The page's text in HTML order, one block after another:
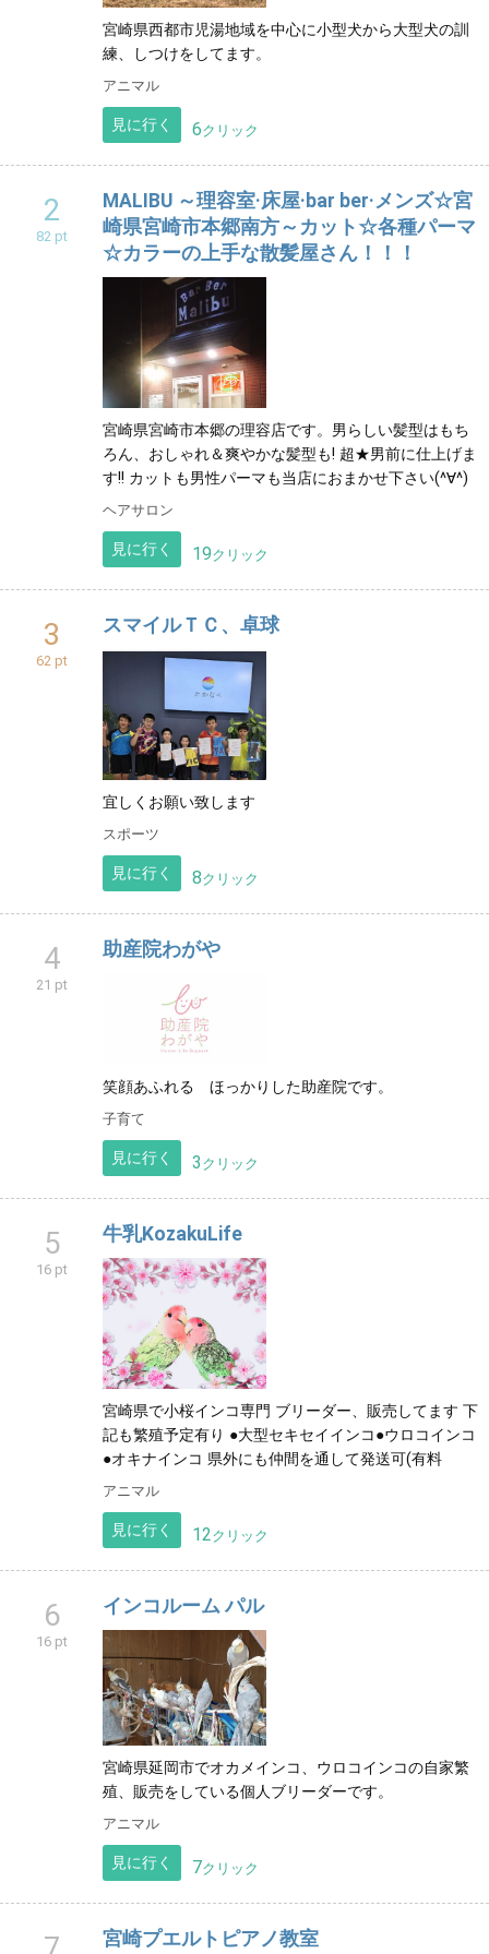
宮崎県西都市児湯地域を中心に小型犬から大型犬の訓
練、しつけをしてます。
アニマル
見に行く 6クリック
2
82 pt
MALIBU ～理容室·床屋·bar ber·メンズ☆宮
崎県宮崎市本郷南方～カット☆各種パーマ
☆カラーの上手な散髪屋さん！！！
宮崎県宮崎市本郷の理容店です。男らしい髪型はもち
ろん、おしゃれ＆爽やかな髪型も! 超★男前に仕上げま
す!! カットも男性パーマも当店におまかせ下さい(^∀^)ゝ
ヘアサロン
見に行く 19クリック
3
62 pt
スマイルＴＣ、卓球
宜しくお願い致します
スポーツ
見に行く 8クリック
4
21 pt
助産院わがや
笑顔あふれる ほっかりした助産院です。
子育て
見に行く 3 クリック
5
16 pt
牛乳KozakuLife
宮崎県で小桜インコ専門 ブリーダー、販売してます 下
記も繁殖予定有り ●大型セキセイインコ●ウロコインコ
●オキナインコ 県外にも仲間を通して発送可(有料
アニマル
見に行く 12クリック
6
16 pt
インコルーム パル
宮崎県延岡市でオカメインコ、ウロコインコの自家繁
殖、販売をしている個人ブリーダーです。
アニマル
見に行く 7クリック
宮崎プエルトピアノ教室